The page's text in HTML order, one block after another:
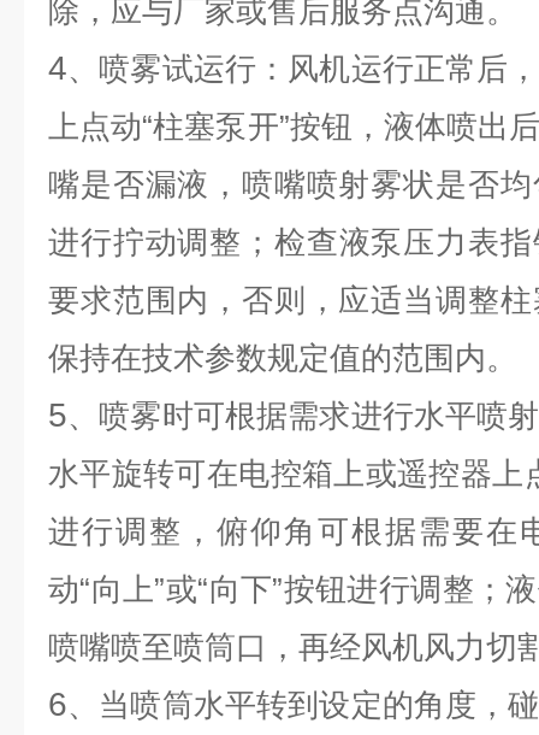
除，应与厂家或售后服务点沟通。
4、喷雾试运行：风机运行正常后
上点动“柱塞泵开”按钮，液体喷出
嘴是否漏液，喷嘴喷射雾状是否
进行拧动调整；检查液泵压力表
要求范围内，否则，应适当调整
保持在技术参数规定值的范围内。
5、喷雾时可根据需求进行水平喷
水平旋转可在电控箱上或遥控器上
进行调整，俯仰角可根据需要在
动“向上”或“向下”按钮进行调整；
喷嘴喷至喷筒口，再经风机风力切
6、当喷筒水平转到设定的角度，